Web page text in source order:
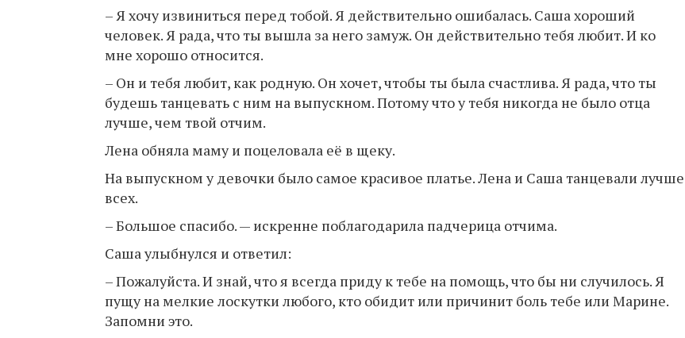
– Я хочу извиниться перед тобой. Я действительно ошибалась. Саша хороший
человек. Я рада, что ты вышла за него замуж. Он действительно тебя любит. И ко
мне хорошо относится.
– Он и тебя любит, как родную. Он хочет, чтобы ты была счастлива. Я рада, что ты
будешь танцевать с ним на выпускном. Потому что у тебя никогда не было отца
лучше, чем твой отчим.
Лена обняла маму и поцеловала её в щеку.
На выпускном у девочки было самое красивое платье. Лена и Саша танцевали лучше
всех.
– Большое спасибо. — искренне поблагодарила падчерица отчима.
Саша улыбнулся и ответил:
– Пожалуйста. И знай, что я всегда приду к тебе на помощь, что бы ни случилось. Я
пущу на мелкие лоскутки любого, кто обидит или причинит боль тебе или Марине.
Запомни это.